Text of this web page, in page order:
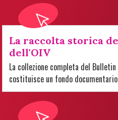
La raccolta storica
dell'OIV
La collezione completa del
costituisce un fondo